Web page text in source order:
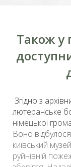
Також у
Згідно з
лютеранське
німецької
Воно
київський
руйнівній